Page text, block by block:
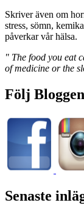
Skriver även om
stress, sömn,
påverkar vår hälsa.
" The food you eat
of medicine or the
Följ Bloggen
Senaste